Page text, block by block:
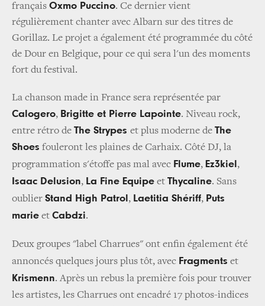
français Oxmo Puccino. Ce dernier vient
régulièrement chanter avec Albarn sur des titres de
Gorillaz. Le projet a également été programmée du côté
de Dour en Belgique, pour ce qui sera l'un des moments
fort du festival.
La chanson made in France sera représentée par
Calogero, Brigitte et Pierre Lapointe. Niveau rock,
entre rétro de The Strypes et plus moderne de The
Shoes fouleront les plaines de Carhaix. Côté DJ, la
programmation s'étoffe pas mal avec Flume, Ez3kiel ,
Isaac Delusion, La Fine Equipe et Thycaline. Sans
oublier Stand High Patrol , Laetitia Shériff, Puts
marie et Cabdzi.
Deux groupes "label Charrues" ont enfin également été
annoncés quelques jours plus tôt, avec Fragments et
Krismenn. Après un rebus la première fois pour trouver
les artistes, les Charrues ont encadré 17 photos-indices